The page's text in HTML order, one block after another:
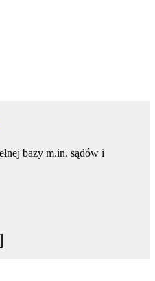
bazy m.in. sądów i